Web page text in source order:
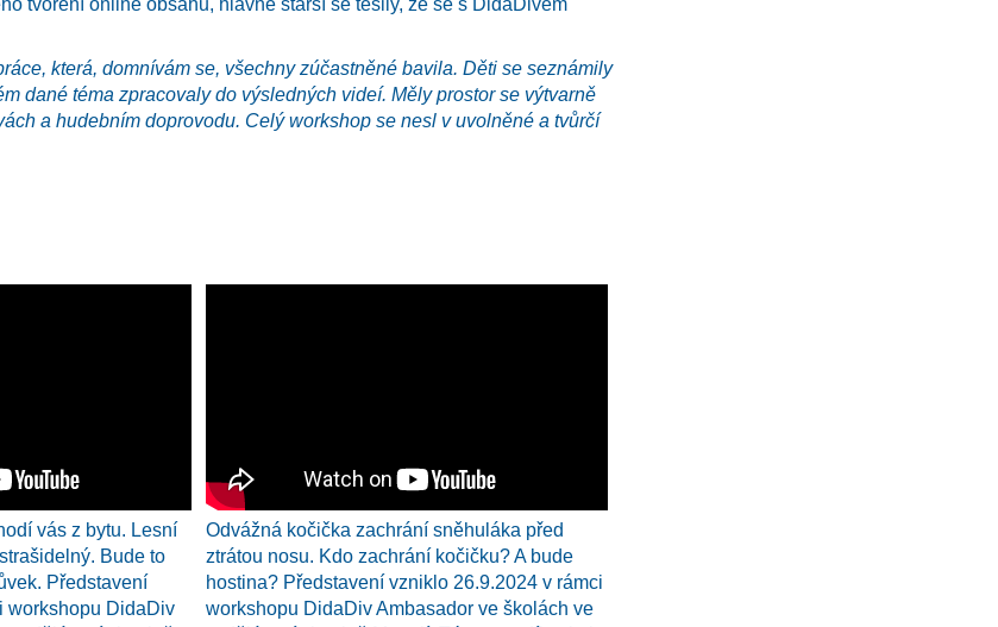
tvoření online obsahu, hlavně starší se těšily, že se s DidaDivem
která, domnívám se, všechny zúčastněné bavila. Děti se seznámily
dané téma zpracovaly do výsledných videí. Měly prostor se výtvarně
a hudebním doprovodu. Celý workshop se nesl v uvolněné a tvůrčí
vás z bytu. Lesní
Bude to
Představení
workshopu DidaDiv
Odvážná kočička zachrání sněhuláka před
ztrátou nosu. Kdo zachrání kočičku? A bude
hostina? Představení vzniklo 26.9.2024 v rámci
workshopu DidaDiv Ambasador ve školách ve